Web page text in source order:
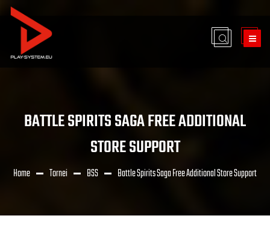
BATTLE SPIRITS SAGA FREE ADDITIONAL
STORE SUPPORT
Home Tornei BSS Battle Spirits Saga Free Additional Store Support